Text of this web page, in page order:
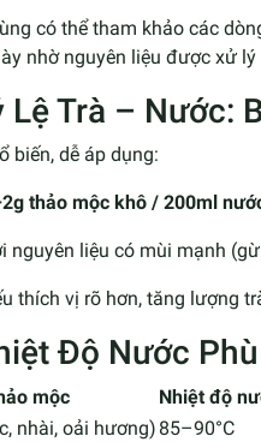
có thể tham khảo các
nhờ nguyên liệu được xử
Lệ Trà – Nước:
biến, dễ áp dụng:
thảo mộc khô / 200ml
nguyên liệu có mùi mạnh
thích vị rõ hơn, tăng lượng
Độ Nước
mộc
Nhiệt độ
nhài, oải hương) 85–90°C